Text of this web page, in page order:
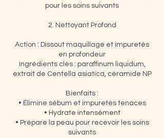
pour les soins suivants
2. Nettoyant Profond
Action : Dissout maquillage et impuretés
en profondeur
Ingrédients clés : paraffinum liquidum,
extrait de Centella asiatica, céramide NP
Bienfaits :
• Élimine sébum et impuretés tenaces
• Hydrate intensément
• Prépare la peau pour recevoir les soins
suivants